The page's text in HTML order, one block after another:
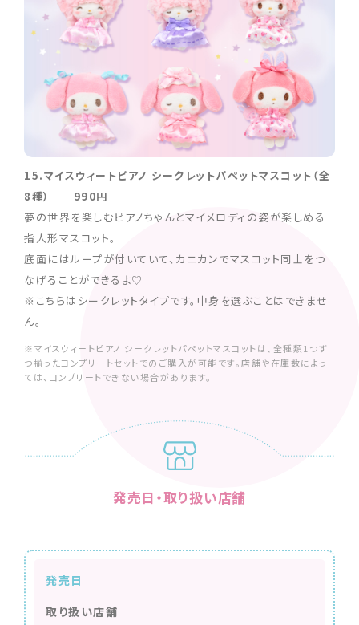
15.マイスウィートピアノ シークレットパペットマスコット（全
8種） 990円
夢の世界を楽しむピアノちゃんとマイメロディの姿が楽しめる
指人形マスコット。
底面にはループが付いていて、カニカンでマスコット同士をつ
なげることができるよ♡
※こちらはシークレットタイプです。中身を選ぶことはできませ
ん。
※マイスウィートピアノ シークレットパペットマスコットは、全種類1つず
つ揃ったコンプリートセットでのご購入が可能です。店舗や在庫数によっ
ては、コンプリートできない場合があります。
発売日・取り扱い店舗
発売日
取り扱い店舗